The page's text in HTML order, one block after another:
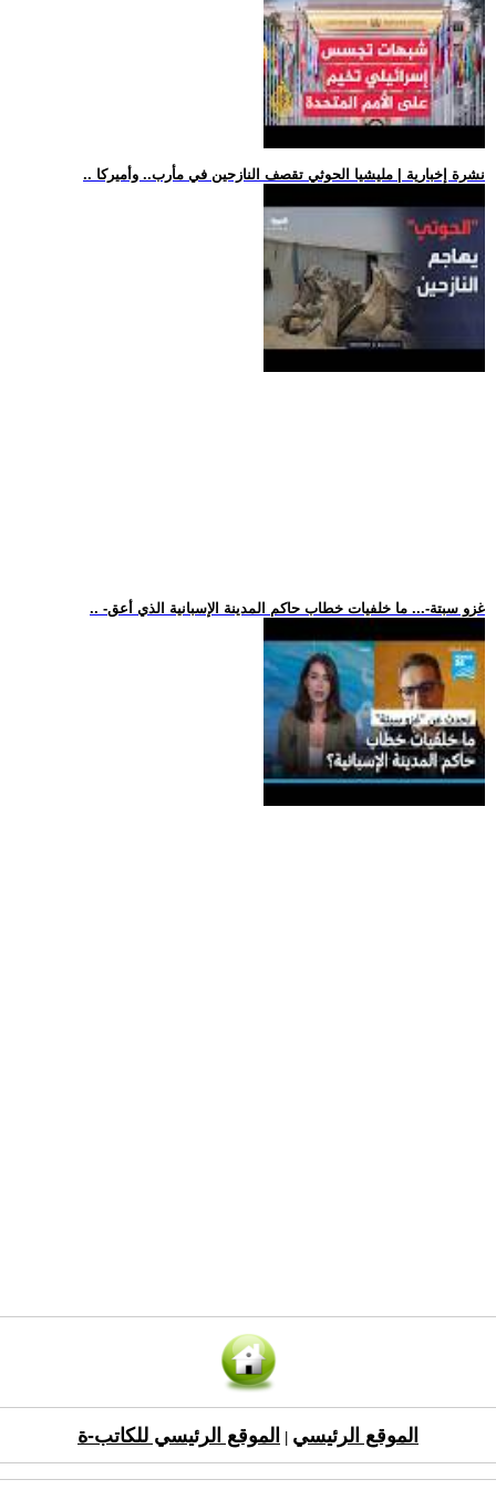
.. نشرة إخبارية | مليشيا الحوثي تقصف النازحين في مأرب.. وأميركا
.. -غزو سبتة-... ما خلفيات خطاب حاكم المدينة الإسبانية الذي أعق
الموقع الرئيسي الموقع الرئيسي للكاتب-ة